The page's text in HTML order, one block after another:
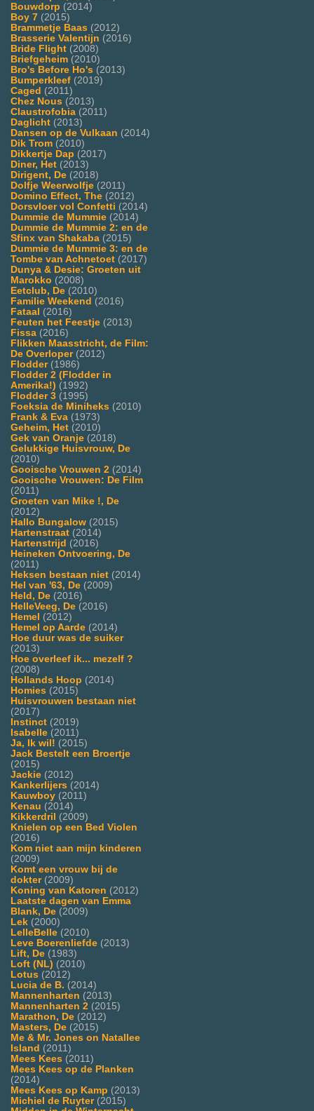
Bouwdorp (2014)
Boy 7 (2015)
Brammetje Baas (2012)
Brasserie Valentijn (2016)
Bride Flight (2008)
Briefgeheim (2010)
Bro's Before Ho's (2013)
Bumperkleef (2019)
Caged (2011)
Chez Nous (2013)
Claustrofobia (2011)
Daglicht (2013)
Dansen op de Vulkaan (2014)
Dik Trom (2010)
Dikkertje Dap (2017)
Diner, Het (2013)
Dirigent, De (2018)
Dolfje Weerwolfje (2011)
Domino Effect, The (2012)
Dorsvloer vol Confetti (2014)
Dummie de Mummie (2014)
Dummie de Mummie 2: en de
Sfinx van Shakaba (2015)
Dummie de Mummie 3: en de
Tombe van Achnetoet (2017)
Dunya & Desie: Groeten uit
Marokko (2008)
Eetclub, De (2010)
Familie Weekend (2016)
Fataal (2016)
Feuten het Feestje (2013)
Fissa (2016)
Flikken Maasstricht, de Film:
De Overloper(2012)
Flodder(1986)
Flodder 2 (Flodder in
Amerika!) (1992)
Flodder 3 (1995)
Foeksia de Miniheks (2010)
Frank & Eva (1973)
Geheim, Het (2010)
Gek van Oranje (2018)
Gelukkige Huisvrouw, De
(2010)
Gooische Vrouwen 2 (2014)
Gooische Vrouwen: De Film
(2011)
Groeten van Mike !, De
(2012)
Hallo Bungalow (2015)
Hartenstraat (2014)
Hartenstrijd (2016)
Heineken Ontvoering, De
(2011)
Heksen bestaan niet (2014)
Hel van '63, De (2009)
Held, De (2016)
HelleVeeg, De (2016)
Hemel (2012)
Hemel op Aarde (2014)
Hoe duur was de suiker
(2013)
Hoe overleef ik... mezelf ?
(2008)
Hollands Hoop (2014)
Homies (2015)
Huisvrouwen bestaan niet
(2017)
Instinct (2019)
Isabelle (2011)
Ja, Ik wil! (2015)
Jack Bestelt een Broertje
(2015)
Jackie (2012)
Kankerlijers (2014)
Kauwboy (2011)
Kenau (2014)
Kikkerdril (2009)
Knielen op een Bed Violen
(2016)
Kom niet aan mijn kinderen
(2009)
Komt een vrouw bij de
dokter(2009)
Koning van Katoren (2012)
Laatste dagen van Emma
Blank, De (2009)
Lek (2000)
LelleBelle (2010)
Leve Boerenliefde (2013)
Lift, De (1983)
Loft (NL) (2010)
Lotus (2012)
Lucia de B. (2014)
Mannenharten (2013)
Mannenharten 2 (2015)
Marathon, De (2012)
Masters, De (2015)
Me & Mr. Jones on Natallee
Island (2011)
Mees Kees (2011)
Mees Kees op de Planken
(2014)
Mees Kees op Kamp (2013)
Michiel de Ruyter(2015)